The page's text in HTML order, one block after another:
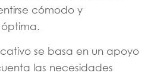
cómodo y
se basa en un apoyo
las necesidades